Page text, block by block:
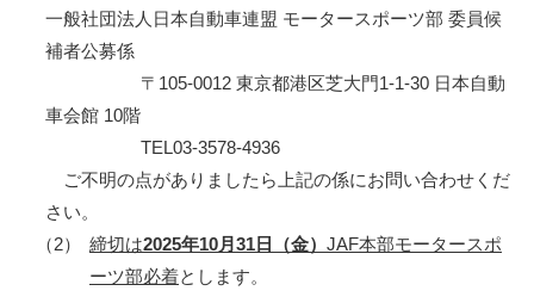
一般社団法人日本自動車連盟 モータースポーツ部 委員候
補者公募係
〒105-0012 東京都港区芝大門1-1-30 日本自動
車会館 10階
TEL03-3578-4936
ご不明の点がありましたら上記の係にお問い合わせくだ
さい。
（2）
締切は2025年10月31日（金） JAF本部モータースポ
ーツ部必着とします。